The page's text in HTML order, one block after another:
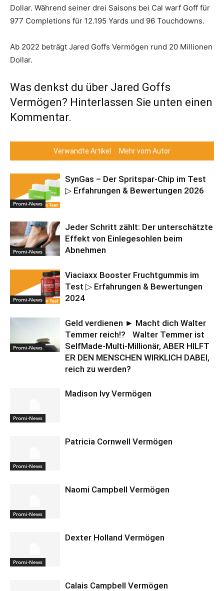
Dollar. Während seiner drei Saisons bei Cal warf Goff für
977 Completions für 12.195 Yards und 96 Touchdowns.
Ab 2022 beträgt Jared Goffs Vermögen rund 20 Millionen
Dollar.
Was denkst du über Jared Goffs
Vermögen? Hinterlassen Sie unten einen
Kommentar.
Verwandte Artikel Mehr vom Autor
Promi-News
SynGas – Der Spritspar-Chip im Test
▷ Erfahrungen & Bewertungen 2026
Promi-News
Jeder Schritt zählt: Der unterschätzte
Effekt von Einlegesohlen beim
Abnehmen
Promi-News
Viaciaxx Booster Fruchtgummis im
Test ▷ Erfahrungen & Bewertungen
2024
Promi-News
Geld verdienen ► Macht dich Walter
Temmer reich!? Walter Temmer ist
SelfMade-Multi-Millionär, ABER HILFT
ER DEN MENSCHEN WIRKLICH DABEI,
reich zu werden?
Promi-News
Madison Ivy Vermögen
Promi-News
Patricia Cornwell Vermögen
Promi-News
Naomi Campbell Vermögen
Promi-News
Dexter Holland Vermögen
Calais Campbell Vermögen